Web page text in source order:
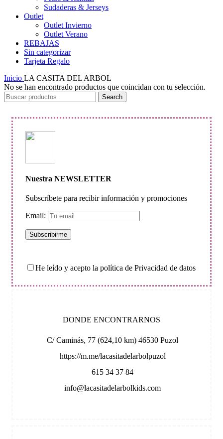
Sudaderas & Jerseys
Outlet
Outlet Invierno
Outlet Verano
REBAJAS
Sin categorizar
Tarjeta Regalo
Inicio LA CASITA DEL ARBOL
No se han encontrado productos que coincidan con tu selección.
Search
Nuestra NEWSLETTER
Subscríbete para recibir información y promociones
Email:
He leído y acepto la política de Privacidad de datos
DONDE ENCONTRARNOS
C/ Caminás, 77 (624,10 km) 46530 Puzol
https://m.me/lacasitadelarbolpuzol
615 34 37 84
info@lacasitadelarbolkids.com